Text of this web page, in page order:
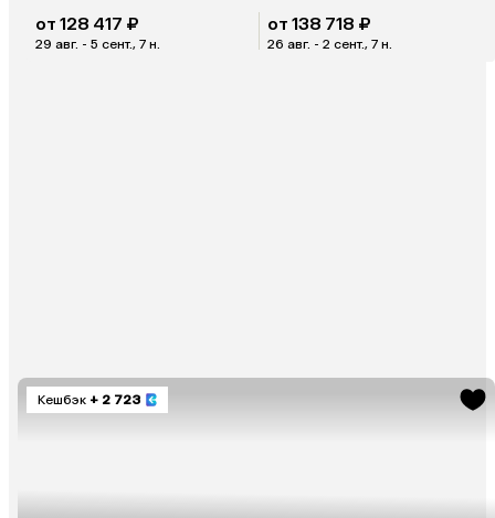
от 128 417 ₽
29 авг. - 5 сент., 7 н.
от 138 718 ₽
26 авг. - 2 сент., 7 н.
Кешбэк + 2 723